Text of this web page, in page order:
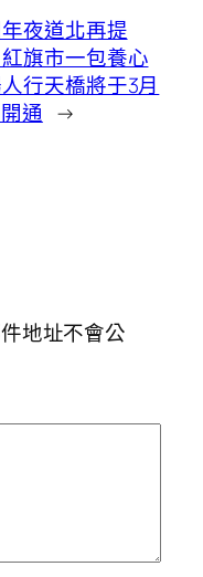
夜道北再提
旗市一包養心
行天橋將于3月
通 →
地址不會公